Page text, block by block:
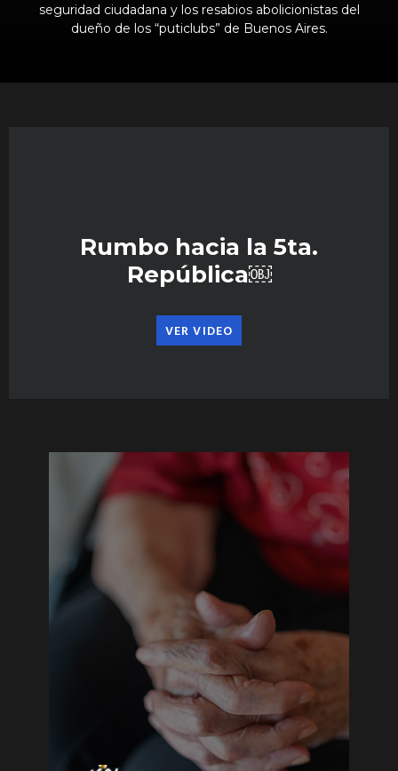
seguridad ciudadana y los resabios abolicionistas del
dueño de los “puticlubs” de Buenos Aires.
Rumbo hacia la 5ta.
República￼
VER VIDEO